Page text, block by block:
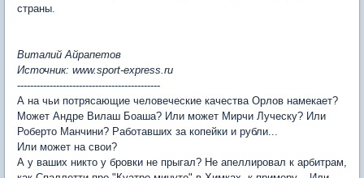
страны.
Виталий Айрапетов
Источник: www.sport-express.ru
--------------------------------------------
А на чьи потрясающие человеческие качества Орлов намекает?
Может Андре Вилаш Боаша? Или может Мирчи Луческу? Или
Роберто Манчини? Работавших за копейки и рубли...
Или может на свои?
А у ваших никто у бровки не прыгал? Не апеллировал к арбитрам,